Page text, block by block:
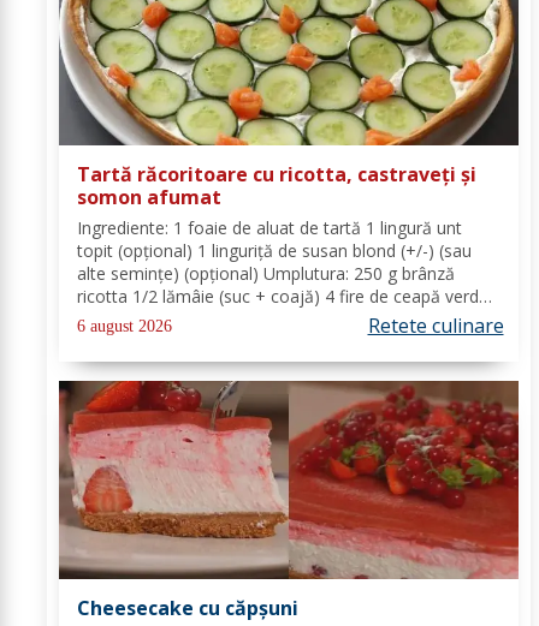
Tartă răcoritoare cu ricotta, castraveți și
somon afumat
Ingrediente: 1 foaie de aluat de tartă 1 lingură unt
topit (opțional) 1 linguriță de susan blond (+/-) (sau
alte semințe) (opțional) Umplutura: 250 g brânză
ricotta 1/2 lămâie (suc + coajă) 4 fire de ceapă verde
(+/-) piper Toppinguri: 1 castravete 80 gr somon
afumat 1 linguriță semințe de susan...
6 august 2026 Retete culinare
Cheesecake cu căpșuni